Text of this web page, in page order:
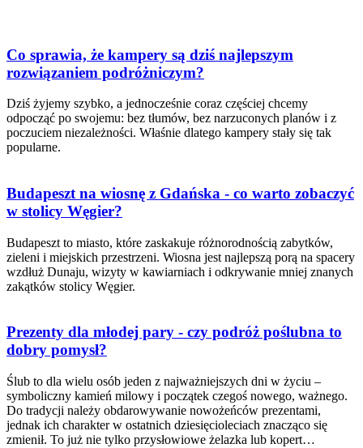
Co sprawia, że kampery są dziś najlepszym
rozwiązaniem podróżniczym?
Dziś żyjemy szybko, a jednocześnie coraz częściej chcemy
odpocząć po swojemu: bez tłumów, bez narzuconych planów i z
poczuciem niezależności. Właśnie dlatego kampery stały się tak
popularne.
Budapeszt na wiosnę z Gdańska - co warto zobaczyć
w stolicy Węgier?
Budapeszt to miasto, które zaskakuje różnorodnością zabytków,
zieleni i miejskich przestrzeni. Wiosna jest najlepszą porą na spacery
wzdłuż Dunaju, wizyty w kawiarniach i odkrywanie mniej znanych
zakątków stolicy Węgier.
Prezenty dla młodej pary - czy podróż poślubna to
dobry pomysł?
Ślub to dla wielu osób jeden z najważniejszych dni w życiu –
symboliczny kamień milowy i początek czegoś nowego, ważnego.
Do tradycji należy obdarowywanie nowożeńców prezentami,
jednak ich charakter w ostatnich dziesięcioleciach znacząco się
zmienił. To już nie tylko przysłowiowe żelazka lub kopert…